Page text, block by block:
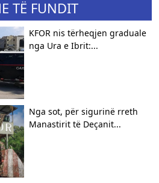
TË FUNDIT
KFOR nis tërheqjen graduale
nga Ura e Ibrit:...
Nga sot, për sigurinë rreth
Manastirit të Deçanit...